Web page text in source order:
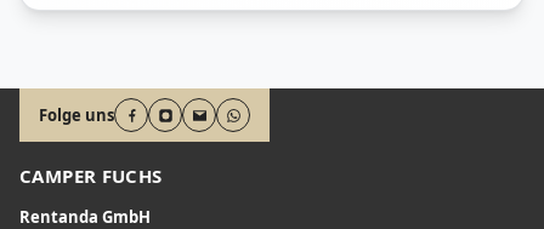
Folge uns
CAMPER FUCHS
Rentanda GmbH